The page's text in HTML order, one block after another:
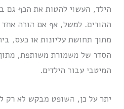
הילד, העשוי להטות את הכף גם
ההורים. למשל, אף אם הורה
מתוך תחושת עליונות או כעס,
הסדר של משמורת משותפת, מתוך
המיטבי עבור הילדים.
יתר על כן, השופט מבקש לא רק